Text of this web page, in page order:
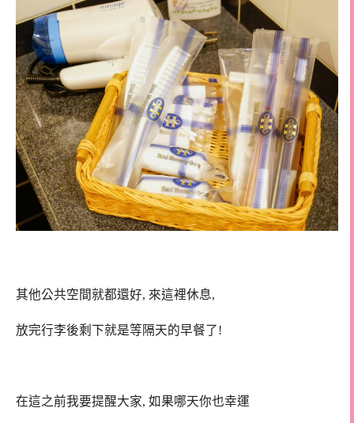
其他公共空間就都還好, 來這裡休息,
放完行李後剩下就是等隔天的早餐了!
在這之前我要提醒大家, 如果哪天你也幸運